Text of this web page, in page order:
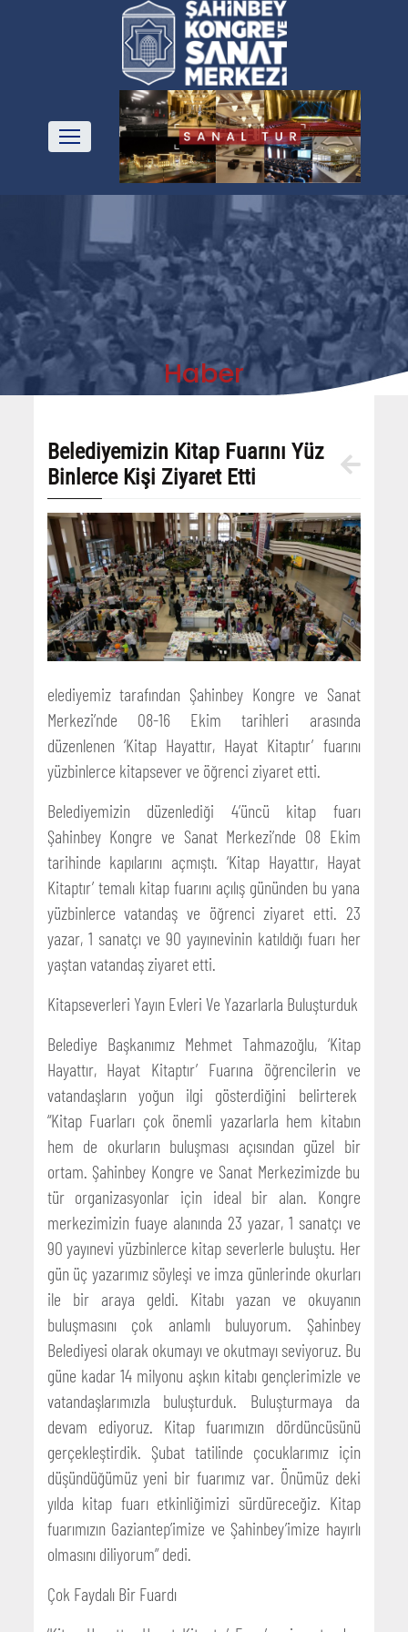
Haber
Belediyemizin Kitap Fuarını Yüz
Binlerce Kişi Ziyaret Etti
elediyemiz tarafından Şahinbey Kongre ve Sanat
Merkezi’nde 08-16 Ekim tarihleri arasında
düzenlenen ‘Kitap Hayattır, Hayat Kitaptır’ fuarını
yüzbinlerce kitapsever ve öğrenci ziyaret etti.
Belediyemizin düzenlediği 4’üncü kitap fuarı
Şahinbey Kongre ve Sanat Merkezi’nde 08 Ekim
tarihinde kapılarını açmıştı. ‘Kitap Hayattır, Hayat
Kitaptır’ temalı kitap fuarını açılış gününden bu yana
yüzbinlerce vatandaş ve öğrenci ziyaret etti. 23
yazar, 1 sanatçı ve 90 yayınevinin katıldığı fuarı her
yaştan vatandaş ziyaret etti.
Kitapseverleri Yayın Evleri Ve Yazarlarla Buluşturduk
Belediye Başkanımız Mehmet Tahmazoğlu, ‘Kitap
Hayattır, Hayat Kitaptır’ Fuarına öğrencilerin ve
vatandaşların yoğun ilgi gösterdiğini belirterek
“Kitap Fuarları çok önemli yazarlarla hem kitabın
hem de okurların buluşması açısından güzel bir
ortam. Şahinbey Kongre ve Sanat Merkezimizde bu
tür organizasyonlar için ideal bir alan. Kongre
merkezimizin fuaye alanında 23 yazar, 1 sanatçı ve
90 yayınevi yüzbinlerce kitap severlerle buluştu. Her
gün üç yazarımız söyleşi ve imza günlerinde okurları
ile bir araya geldi. Kitabı yazan ve okuyanın
buluşmasını çok anlamlı buluyorum. Şahinbey
Belediyesi olarak okumayı ve okutmayı seviyoruz. Bu
güne kadar 14 milyonu aşkın kitabı gençlerimizle ve
vatandaşlarımızla buluşturduk. Buluşturmaya da
devam ediyoruz. Kitap fuarımızın dördüncüsünü
gerçekleştirdik. Şubat tatilinde çocuklarımız için
düşündüğümüz yeni bir fuarımız var. Önümüz deki
yılda kitap fuarı etkinliğimizi sürdüreceğiz. Kitap
fuarımızın Gaziantep’imize ve Şahinbey’imize hayırlı
olmasını diliyorum” dedi.
Çok Faydalı Bir Fuardı